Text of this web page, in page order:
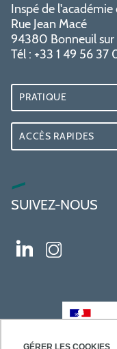
Inspé de l'académie
Rue Jean Macé
94380 Bonneuil sur
Tél : +33 1 49 56 37
PRATIQUE
ACCÈS RAPIDES
SUIVEZ-NOUS